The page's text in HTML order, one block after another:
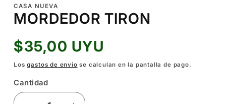
multimedia
1
en
modal
CASA NUEVA
MORDEDOR TIRON
Precio
habitual
$35,00 UYU
Losgastos de envío se calculan en la pantalla de pago.
Cantidad